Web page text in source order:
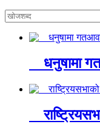
धनुषामा